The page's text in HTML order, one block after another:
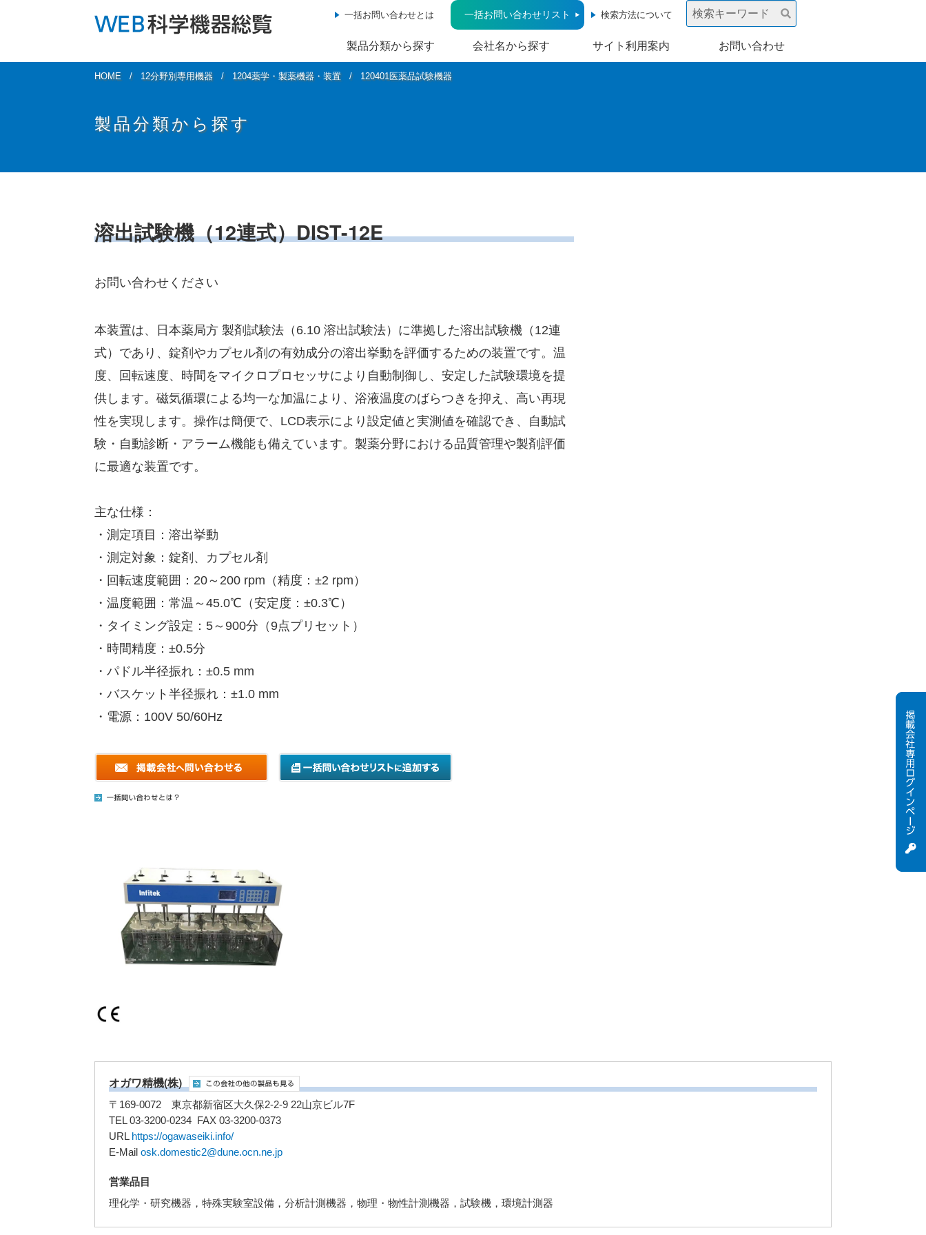
一括お問い合わせとは 一括お問い合わせリスト 検索方法について
製品分類から探す 会社名から探す サイト利用案内 お問い合わせ
HOME 12分野別専用機器 1204薬学・製薬機器・装置 120401医薬品試験機器
製品分類から探す
溶出試験機（12連式）DIST-12E
お問い合わせください
本装置は、日本薬局方 製剤試験法（6.10 溶出試験法）に準拠した溶出試験機（12連
式）であり、錠剤やカプセル剤の有効成分の溶出挙動を評価するための装置です。温
度、回転速度、時間をマイクロプロセッサにより自動制御し、安定した試験環境を提
供します。磁気循環による均一な加温により、浴液温度のばらつきを抑え、高い再現
性を実現します。操作は簡便で、LCD表示により設定値と実測値を確認でき、自動試
験・自動診断・アラーム機能も備えています。製薬分野における品質管理や製剤評価
に最適な装置です。
主な仕様：
・測定項目：溶出挙動
・測定対象：錠剤、カプセル剤
・回転速度範囲：20～200 rpm（精度：±2 rpm）
・温度範囲：常温～45.0℃（安定度：±0.3℃）
・タイミング設定：5～900分（9点プリセット）
・時間精度：±0.5分
・パドル半径振れ：±0.5 mm
・バスケット半径振れ：±1.0 mm
・電源：100V 50/60Hz
オガワ精機(株)
〒169-0072 東京都新宿区大久保2-2-9 22山京ビル7F
TEL 03-3200-0234 FAX 03-3200-0373
URL https://ogawaseiki.info/
E-Mail osk.domestic2@dune.ocn.ne.jp
営業品目
理化学・研究機器，特殊実験室設備，分析計測機器，物理・物性計測機器，試験機，環境計測器